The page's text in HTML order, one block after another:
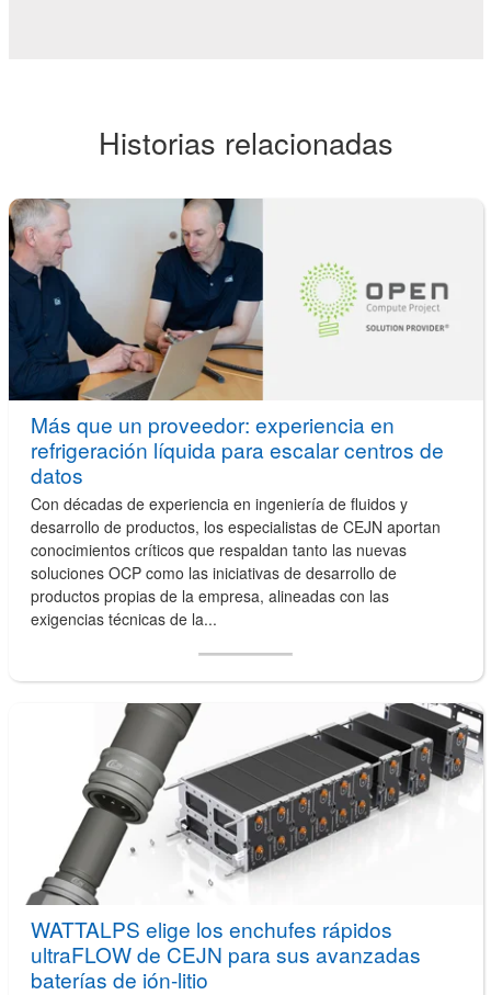
Historias relacionadas
Más que un proveedor: experiencia en
refrigeración líquida para escalar centros de
datos
Con décadas de experiencia en ingeniería de fluidos y
desarrollo de productos, los especialistas de CEJN aportan
conocimientos críticos que respaldan tanto las nuevas
soluciones OCP como las iniciativas de desarrollo de
productos propias de la empresa, alineadas con las
exigencias técnicas de la...
WATTALPS elige los enchufes rápidos
ultraFLOW de CEJN para sus avanzadas
baterías de ión-litio